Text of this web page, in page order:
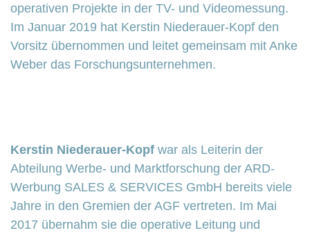
operativen Projekte in der TV- und Videomessung.
Im Januar 2019 hat Kerstin Niederauer-Kopf den
Vorsitz übernommen und leitet gemeinsam mit Anke
Weber das Forschungsunternehmen.
Kerstin Niederauer-Kopf war als Leiterin der
Abteilung Werbe- und Marktforschung der ARD-
Werbung SALES & SERVICES GmbH bereits viele
Jahre in den Gremien der AGF vertreten. Im Mai
2017 übernahm sie die operative Leitung und